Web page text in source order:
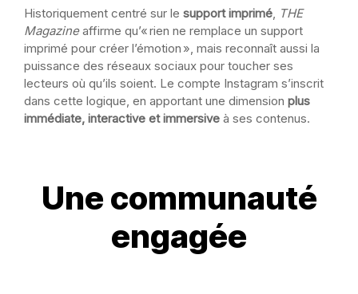
Historiquement centré sur le support imprimé, THE
Magazineaffirme qu’« rien ne remplace un support
imprimé pour créer l’émotion », mais reconnaît aussi la
puissance des réseaux sociaux pour toucher ses
lecteurs où qu’ils soient. Le compte Instagram s’inscrit
dans cette logique, en apportant une dimension plus
immédiate, interactive et immersive à ses contenus.
Une communauté
engagée